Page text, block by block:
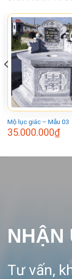
Mộ lục giác – Mẫu 03
35.000.000₫
NHẬN
Tư vấn,